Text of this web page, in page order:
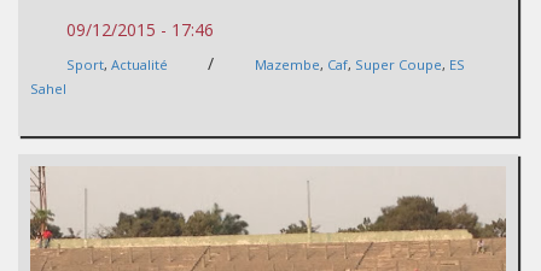
09/12/2015 - 17:46
Sport, Actualité / Mazembe, Caf, Super Coupe, ES
Sahel